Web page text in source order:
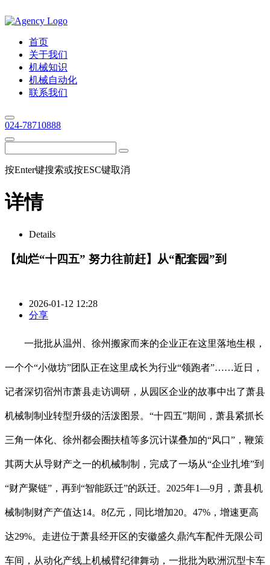
首页
关于我们
机械知识
机械自动化
联系我们
024-78710888
按Enter键搜索或按ESC键取消
详情
Details
【灿烂“十四五” 努力往前赶】从“配套园”到
2026-01-12 12:28
分享
一批批从温州、徐州搬家而来的企业正在这里落地生根，
一个个“小做坊”团队正在这里成长为行业“领跑者”……近日，
记者深切宿州市萧县走访调研，从园区企业的故事中出了萧县
机械制制业转型升级的活泼图景。“十四五”期间，萧县紧抓长
三角一体化、徐州都会圈扶植等多沉计谋叠加的“风口”，鞭策
其两大从导财产之一的机械制制，完成了一场从“企业扎堆”到
“财产聚链”，再到“智能跃迁”的跃迁。2025年1—9月，萧县机
械制制财产产值达14。8亿元，同比增加20。47%，增速更高
达29%。走进位于萧县经开区的安徽盛久鼎汽车配件无限公司
车间，从动化产线上机械臂纪律舞动，一批批为欧洲沉型卡车